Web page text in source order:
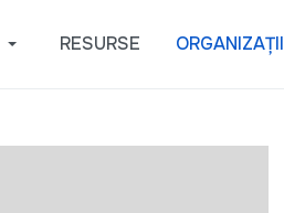
RESURSE ORGANIZAȚII